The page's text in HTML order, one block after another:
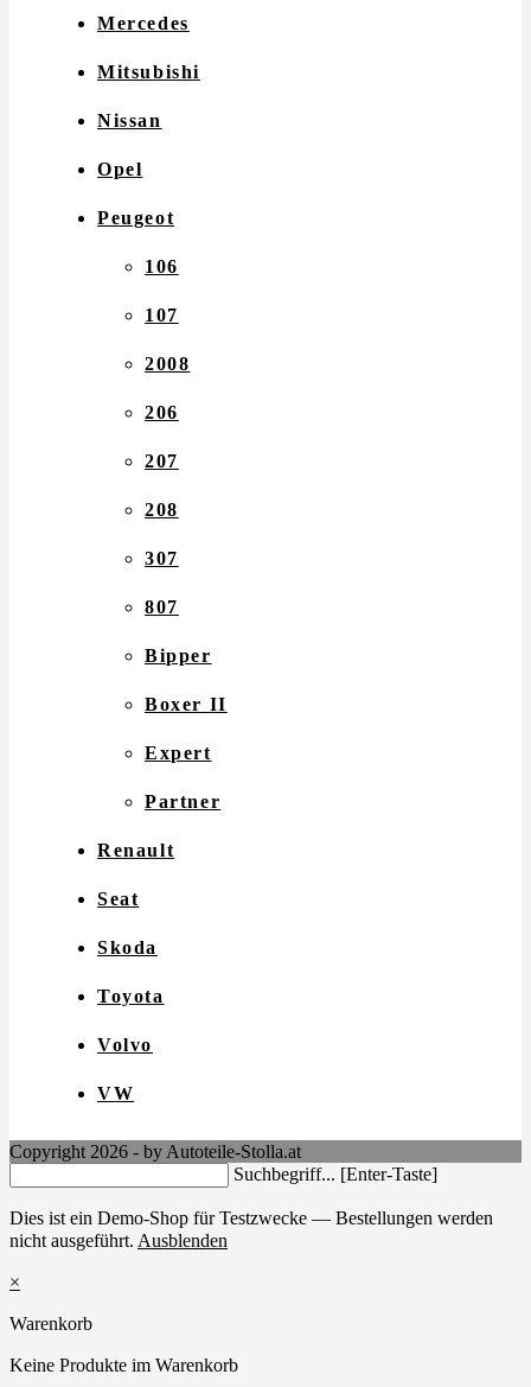
Mercedes
Mitsubishi
Nissan
Opel
Peugeot
106
107
2008
206
207
208
307
807
Bipper
Boxer II
Expert
Partner
Renault
Seat
Skoda
Toyota
Volvo
VW
Copyright 2026 - by Autoteile-Stolla.at
website
Suchbegriff... [Enter-Taste]
Dies ist ein Demo-Shop für Testzwecke — Bestellungen werden
nicht ausgeführt. Ausblenden
×
Warenkorb
Keine Produkte im Warenkorb